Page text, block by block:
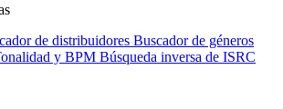
de distribuidores Buscador de géneros
y BPM Búsqueda inversa de ISRC